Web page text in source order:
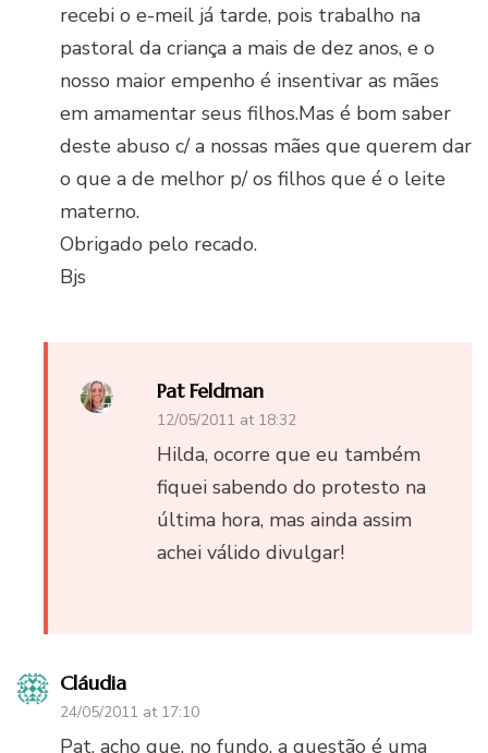
recebi o e-meil já tarde, pois trabalho na
pastoral da criança a mais de dez anos, e o
nosso maior empenho é insentivar as mães
em amamentar seus filhos.Mas é bom saber
deste abuso c/ a nossas mães que querem dar
o que a de melhor p/ os filhos que é o leite
materno.
Obrigado pelo recado.
Bjs
Pat Feldman
12/05/2011 at 18:32
Hilda, ocorre que eu também
fiquei sabendo do protesto na
última hora, mas ainda assim
achei válido divulgar!
Cláudia
24/05/2011 at 17:10
Pat, acho que, no fundo, a questão é uma